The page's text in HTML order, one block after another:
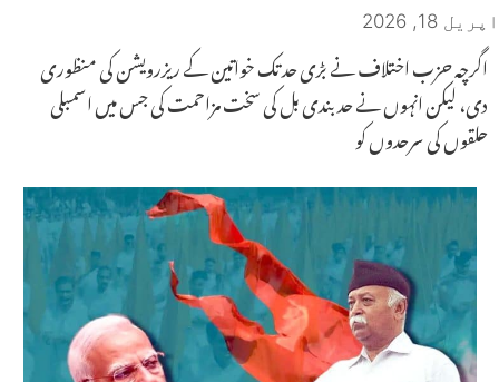
اپریل 18, 2026
اگرچہ حزب اختلاف نے بڑی حد تک خواتین کے ریزرویشن کی منظوری
دی، لیکن انہوں نے حد بندی بل کی سخت مزاحمت کی جس میں اسمبلی
حلقوں کی سرحدوں کو